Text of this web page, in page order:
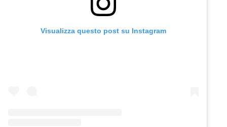
Visualizza questo post su Instagram